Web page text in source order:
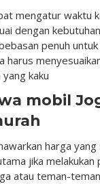
mengatur waktu
dengan
penuh
harus
kaku
mobil
harga
jika melakukan
atau teman-